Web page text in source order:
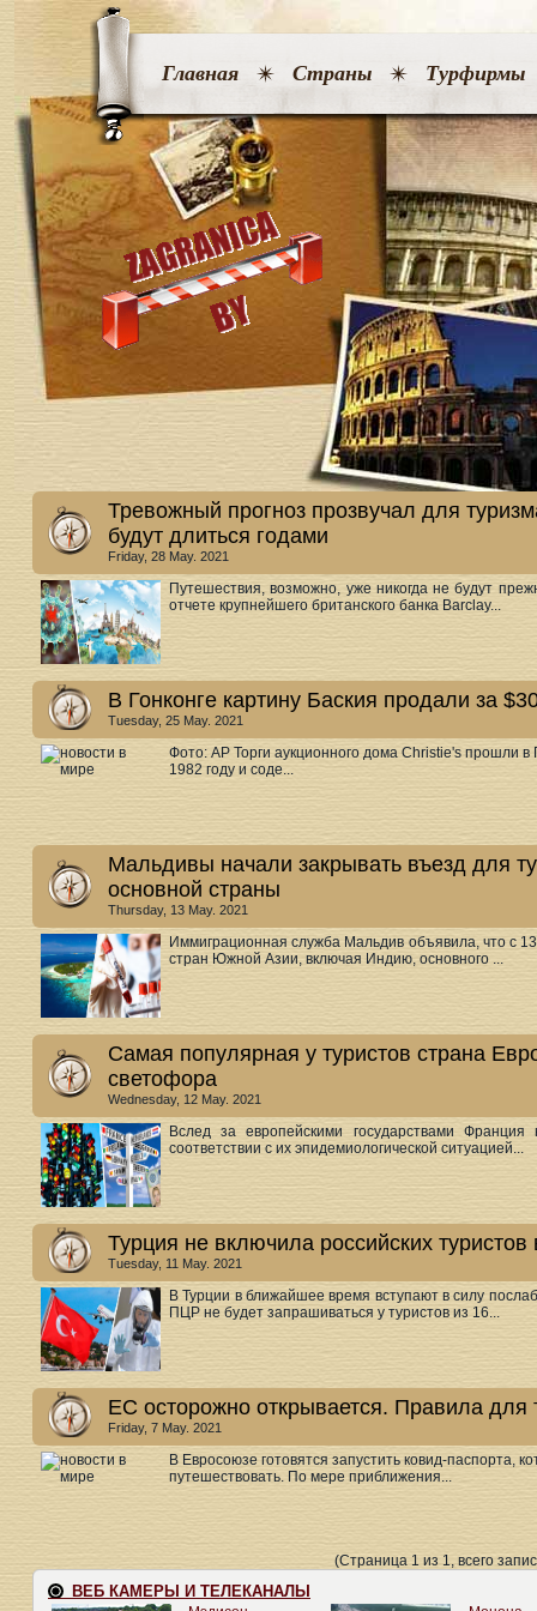
Главная Страны Турфирмы
Тревожный прогноз прозвучал для
будут длиться годами
Friday, 28 May. 2021
Путешествия, возможно, уже никогда не будут
отчете крупнейшего британского банка Barclay...
В Гонконге картину Баския продали за
Tuesday, 25 May. 2021
Фото: АР Торги аукционного дома Christie's прошли в
1982 году и соде...
Мальдивы начали закрывать въезд для
основной страны
Thursday, 13 May. 2021
Иммиграционная служба Мальдив объявила, что с
стран Южной Азии, включая Индию, основного ...
Самая популярная у туристов страна
светофора
Wednesday, 12 May. 2021
Вслед за европейскими государствами
соответствии с их эпидемиологической ситуацией...
Турция не включила российских
Tuesday, 11 May. 2021
В Турции в ближайшее время вступают в силу
ПЦР не будет запрашиваться у туристов из 16...
ЕС осторожно открывается. Правила для
Friday, 7 May. 2021
В Евросоюзе готовятся запустить ковид-паспорта,
путешествовать. По мере приближения...
(Страница 1 из 1, всего